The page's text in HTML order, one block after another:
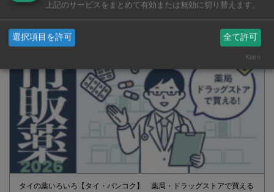
タイの薬いろいろ【タイ・バンコク】 薬局・ドラッグストアで買える
上記のサービスをまとめて有効または無効に切り替えます。
選択項目を許可 全て許可
Klaro